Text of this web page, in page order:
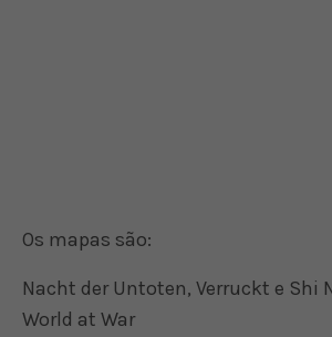
Os mapas são:
Nacht der Untoten, Verruckt e Shi
World at War